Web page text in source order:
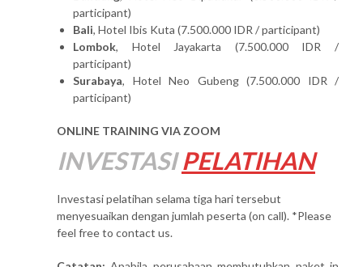
participant)
Bali, Hotel Ibis Kuta (7.500.000 IDR / participant)
Lombok, Hotel Jayakarta (7.500.000 IDR /
participant)
Surabaya, Hotel Neo Gubeng (7.500.000 IDR /
participant)
ONLINE TRAINING VIA ZOOM
INVESTASI PELATIHAN
Investasi pelatihan selama tiga hari tersebut
menyesuaikan dengan jumlah peserta (on call). *Please
feel free to contact us.